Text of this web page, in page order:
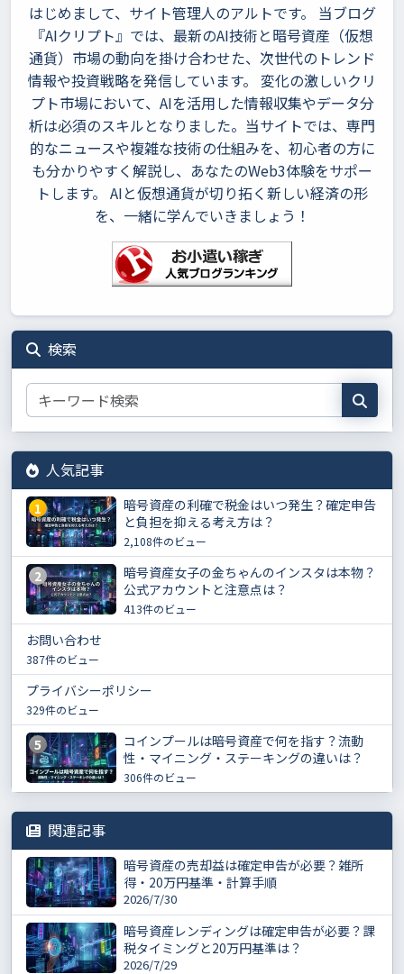
はじめまして、サイト管理人のアルトです。 当ブログ
『AIクリプト』では、最新のAI技術と暗号資産（仮想
通貨）市場の動向を掛け合わせた、次世代のトレンド
情報や投資戦略を発信しています。 変化の激しいクリ
プト市場において、AIを活用した情報収集やデータ分
析は必須のスキルとなりました。当サイトでは、専門
的なニュースや複雑な技術の仕組みを、初心者の方に
も分かりやすく解説し、あなたのWeb3体験をサポー
トします。 AIと仮想通貨が切り拓く新しい経済の形
を、一緒に学んでいきましょう！
検索
人気記事
1
暗号資産の利確で税金はいつ発生？確定申告
と負担を抑える考え方は？
2,108件のビュー
2
暗号資産女子の金ちゃんのインスタは本物？
公式アカウントと注意点は？
413件のビュー
お問い合わせ
387件のビュー
プライバシーポリシー
329件のビュー
5
コインプールは暗号資産で何を指す？流動
性・マイニング・ステーキングの違いは？
306件のビュー
関連記事
暗号資産の売却益は確定申告が必要？雑所
得・20万円基準・計算手順
2026/7/30
暗号資産レンディングは確定申告が必要？課
税タイミングと20万円基準は？
2026/7/29